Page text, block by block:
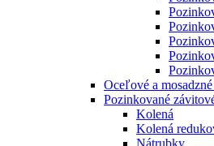
Oceľové a
Pozinkované
Kolená
Kolená
Nátrubky